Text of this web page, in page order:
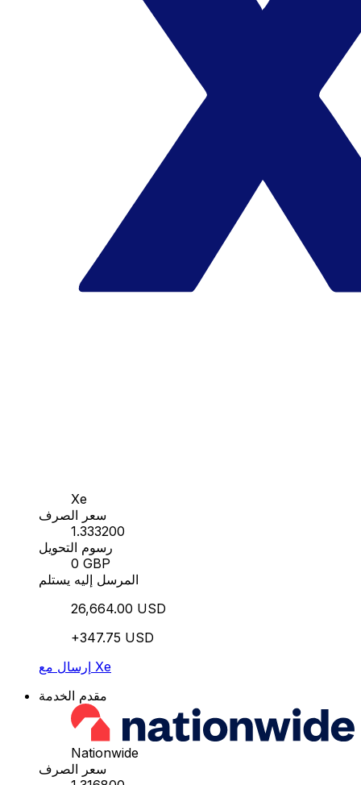
Xe
سعر الصرف
1.333200
رسوم التحويل
0 GBP
المرسل إليه يستلم
26,664.00 USD
+347.75 USD
إرسال مع Xe
مقدم الخدمة
Nationwide
سعر الصرف